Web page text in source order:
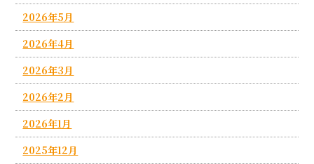
2026年5月
2026年4月
2026年3月
2026年2月
2026年1月
2025年12月